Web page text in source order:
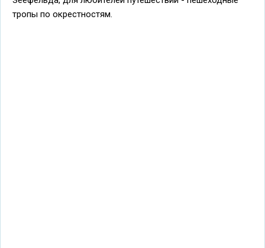
тропы по окрестностям.